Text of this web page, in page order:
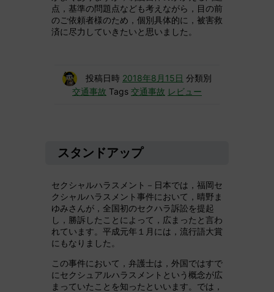
点，基準の問題点なども考えながら，目の前
のご依頼者様のため，個別具体的に，被害救
済に尽力していきたいと思いました。
投稿日時 2018年8月15日 分類別
交通事故 Tags 交通事故 レビュー
スタンドアップ
セクシャルハラスメント－日本では，福岡セ
クシャルハラスメント事件において，晴野ま
ゆみさんが，全国初のセクハラ訴訟を提起
し，勝訴したことによって，広まったと言わ
れています。平成元年１月には，流行語大賞
にもなりました。
この事件において，弁護士は，外国ではすで
にセクシュアルハラスメントという概念が広
まっていたことを知ったといいます。では，